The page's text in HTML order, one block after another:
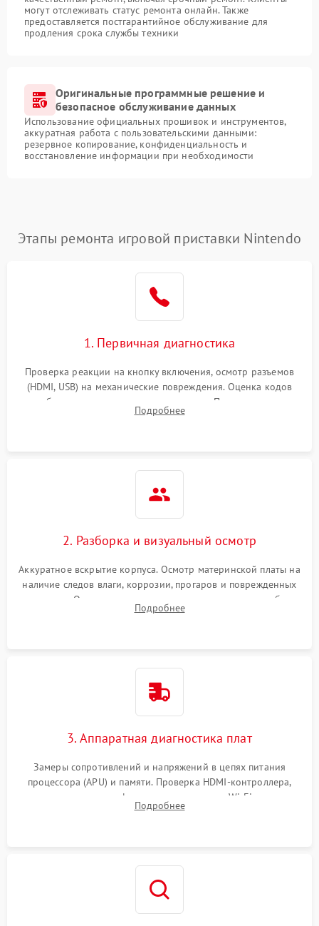
могут отслеживать статус ремонта онлайн. Также
предоставляется постгарантийное обслуживание для
продления срока службы техники
Оригинальные программные решение и
безопасное обслуживание данных
Использование официальных прошивок и инструментов,
аккуратная работа с пользовательскими данными:
резервное копирование, конфиденциальность и
восстановление информации при необходимости
Этапы ремонта игровой приставки Nintendo
1. Первичная диагностика
Проверка реакции на кнопку включения, осмотр разъемов
(HDMI, USB) на механические повреждения. Оценка кодов
ошибок на экране или по индикаторам. Проверка чтения
дисков, работы геймпадов и наличия гарантийных пломб.
Подробнее
2. Разборка и визуальный осмотр
Аккуратное вскрытие корпуса. Осмотр материнской платы на
наличие следов влаги, коррозии, прогаров и поврежденных
элементов. Оценка состояния системы охлаждения, турбины
кулера и степени загрязнения радиатора пылью.
Подробнее
3. Аппаратная диагностика плат
Замеры сопротивлений и напряжений в цепях питания
процессора (APU) и памяти. Проверка HDMI-контроллера,
микросхем флеш-памяти и модуля Wi-Fi
Подробнее